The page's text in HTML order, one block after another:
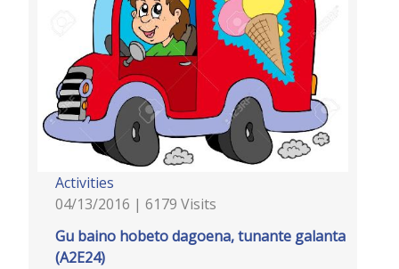
Activities
04/13/2016 | 6179 Visits
Gu baino hobeto dagoena, tunante galanta
(A2E24)